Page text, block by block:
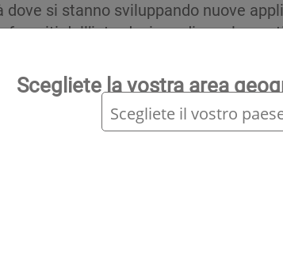
Scegliete la vostra area
si stanno sviluppando nuove
favoriti dall’introduzione di
di processo e membro attivo dello
fermentazione di piante nelle sue
prodotti di nicchia.
una leva di crescita e
più scarse, l’uso della biomassa